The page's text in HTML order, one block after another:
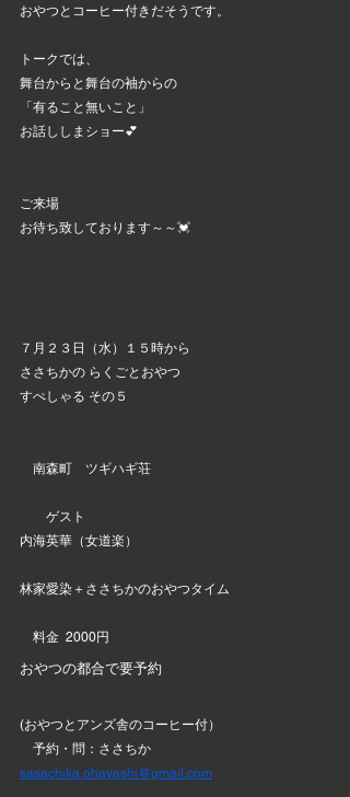
おやつとコーヒー付きだそうです。
トークでは、
舞台からと舞台の袖からの
「有ること無いこと」
お話ししまショー💕
ご来場
お待ち致しております～～💓
７月２３日（水）１５時から
ささちかの らくごとおやつ
すぺしゃる その５
南森町　ツギハギ荘
ゲスト
内海英華（女道楽）
林家愛染＋ささちかのおやつタイム
料金  2000円
おやつの都合で要予約
(おやつとアンズ舎のコーヒー付）
予約・問：ささちか
sasachika.ohayashi@gmail.com